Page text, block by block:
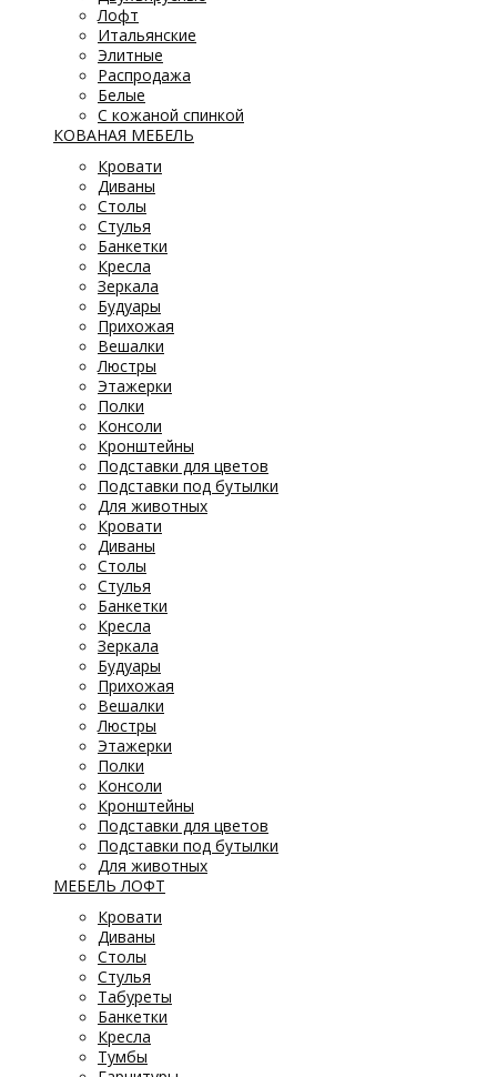
Лофт
Итальянские
Элитные
Распродажа
Белые
С кожаной спинкой
КОВАНАЯ МЕБЕЛЬ
Кровати
Диваны
Столы
Стулья
Банкетки
Кресла
Зеркала
Будуары
Прихожая
Вешалки
Люстры
Этажерки
Полки
Консоли
Кронштейны
Подставки для цветов
Подставки под бутылки
Для животных
Кровати
Диваны
Столы
Стулья
Банкетки
Кресла
Зеркала
Будуары
Прихожая
Вешалки
Люстры
Этажерки
Полки
Консоли
Кронштейны
Подставки для цветов
Подставки под бутылки
Для животных
МЕБЕЛЬ ЛОФТ
Кровати
Диваны
Столы
Стулья
Табуреты
Банкетки
Кресла
Тумбы